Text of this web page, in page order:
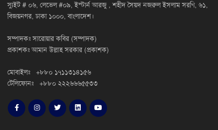
স্যুইট # ০৬, লেভেল #০৯, ইস্টার্ন আরজু , শহীদ সৈয়দ নজরুল ইসলাম সরণি, ৬১,
বিজয়নগর, ঢাকা ১০০০, বাংলাদেশ।
সম্পাদকঃ সারোয়ার কবির (সম্পাদক)
প্রকাশকঃ আমান উল্লাহ সরকার (প্রকাশক)
মোবাইলঃ +৮৮০ ১৭১১৩১৪১৫৬
টেলিফোনঃ +৮৮০ ২২২৬৬৬৫৫৩৩